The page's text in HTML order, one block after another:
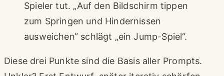
Spieler tut. „Auf den Bildschirm tippen
zum Springen und Hindernissen
ausweichen“ schlägt „ein Jump-Spiel“.
Diese drei Punkte sind die Basis aller Prompts.